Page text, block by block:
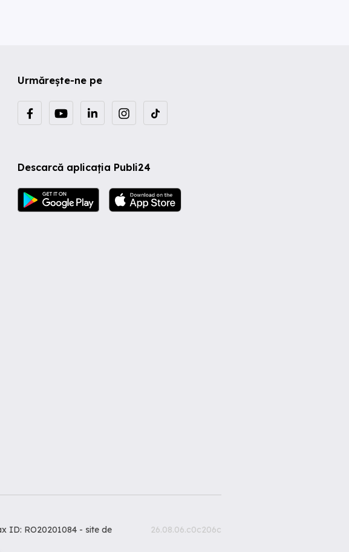
Urmărește-ne pe
Descarcă aplicația Publi24
ID: RO20201084 - site de
26.08.06.c0c206c